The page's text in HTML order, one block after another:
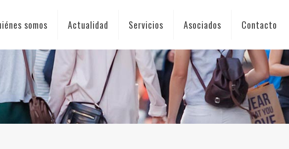
somos Actualidad Servicios Asociados Contacto